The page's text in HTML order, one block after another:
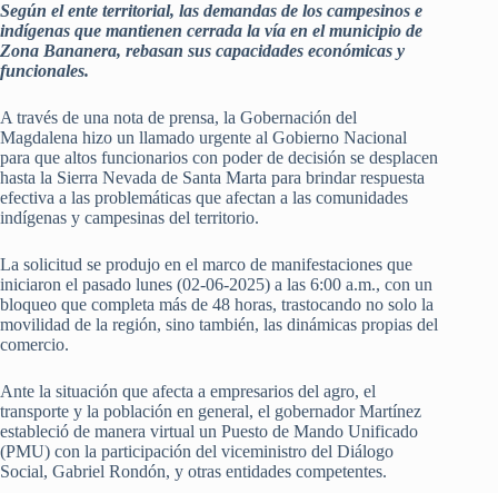
Según el ente territorial, las demandas de los campesinos e
indígenas que mantienen cerrada la vía en el municipio de
Zona Bananera, rebasan sus capacidades económicas y
funcionales.
A través de una nota de prensa, la Gobernación del
Magdalena hizo un llamado urgente al Gobierno Nacional
para que altos funcionarios con poder de decisión se desplacen
hasta la Sierra Nevada de Santa Marta para brindar respuesta
efectiva a las problemáticas que afectan a las comunidades
indígenas y campesinas del territorio.
La solicitud se produjo en el marco de manifestaciones que
iniciaron el pasado lunes (02-06-2025) a las 6:00 a.m., con un
bloqueo que completa más de 48 horas, trastocando no solo la
movilidad de la región, sino también, las dinámicas propias del
comercio.
Ante la situación que afecta a empresarios del agro, el
transporte y la población en general, el gobernador Martínez
estableció de manera virtual un Puesto de Mando Unificado
(PMU) con la participación del viceministro del Diálogo
Social, Gabriel Rondón, y otras entidades competentes.